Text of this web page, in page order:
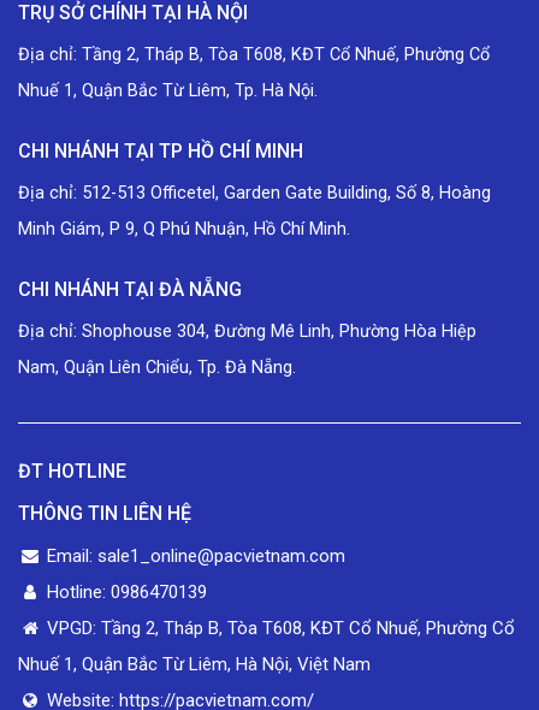
TRỤ SỞ CHÍNH TẠI HÀ NỘI
Địa chỉ: Tầng 2, Tháp B, Tòa T608, KĐT Cổ Nhuế, Phường Cổ
Nhuế 1, Quận Bắc Từ Liêm, Tp. Hà Nội.
CHI NHÁNH TẠI TP HỒ CHÍ MINH
Địa chỉ: 512-513 Officetel, Garden Gate Building, Số 8, Hoàng
Minh Giám, P 9, Q Phú Nhuận, Hồ Chí Minh.
CHI NHÁNH TẠI ĐÀ NẴNG
Địa chỉ: Shophouse 304, Đường Mê Linh, Phường Hòa Hiệp
Nam, Quận Liên Chiểu, Tp. Đà Nẵng.
ĐT HOTLINE
THÔNG TIN LIÊN HỆ
Email: sale1_online@pacvietnam.com
Hotline: 0986470139
VPGD: Tầng 2, Tháp B, Tòa T608, KĐT Cổ Nhuế, Phường Cổ
Nhuế 1, Quận Bắc Từ Liêm, Hà Nội, Việt Nam
Website: https://pacvietnam.com/